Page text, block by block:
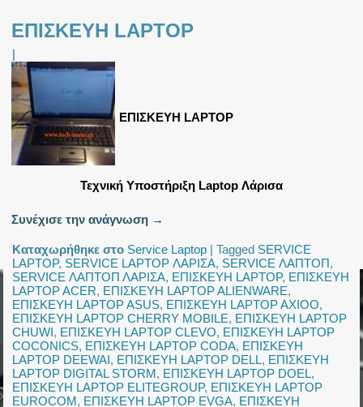
ΕΠΙΣΚΕΥΗ LAPTOP
|
ΕΠΙΣΚΕΥΗ LAPTOP
Τεχνική Υποστήριξη Laptop Λάρισα
Συνέχισε την ανάγνωση →
Καταχωρήθηκε στο Service Laptop |Tagged SERVICE
LAPTOP, SERVICE LAPTOP ΛΑΡΙΣΑ, SERVICE ΛΑΠΤΟΠ,
SERVICE ΛΑΠΤΟΠ ΛΑΡΙΣΑ, ΕΠΙΣΚΕΥΗ LAPTOP, ΕΠΙΣΚΕΥΗ
LAPTOP ACER, ΕΠΙΣΚΕΥΗ LAPTOP ALIENWARE,
ΕΠΙΣΚΕΥΗ LAPTOP ASUS, ΕΠΙΣΚΕΥΗ LAPTOP AXIOO,
ΕΠΙΣΚΕΥΗ LAPTOP CHERRY MOBILE, ΕΠΙΣΚΕΥΗ LAPTOP
CHUWI, ΕΠΙΣΚΕΥΗ LAPTOP CLEVO, ΕΠΙΣΚΕΥΗ LAPTOP
COCONICS, ΕΠΙΣΚΕΥΗ LAPTOP CODA, ΕΠΙΣΚΕΥΗ
LAPTOP DEEWAI, ΕΠΙΣΚΕΥΗ LAPTOP DELL, ΕΠΙΣΚΕΥΗ
LAPTOP DIGITAL STORM, ΕΠΙΣΚΕΥΗ LAPTOP DOEL,
ΕΠΙΣΚΕΥΗ LAPTOP ELITEGROUP, ΕΠΙΣΚΕΥΗ LAPTOP
EUROCOM, ΕΠΙΣΚΕΥΗ LAPTOP EVGA, ΕΠΙΣΚΕΥΗ